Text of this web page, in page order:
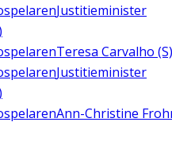
Justitieminister
Teresa Carvalho (S)
Justitieminister
Ann-Christine